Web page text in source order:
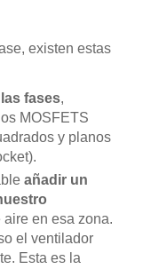
existen estas
fases,
MOSFETS
y planos
añadir un
en esa zona.
el ventilador
Esta es la